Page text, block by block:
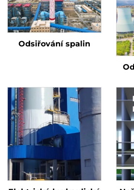
Odsiřování spalin